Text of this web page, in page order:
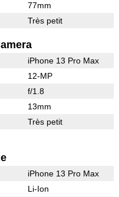
77mm
Très petit
iPhone 13 Pro Max
12-MP
f/1.8
13mm
Très petit
iPhone 13 Pro Max
Li-Ion